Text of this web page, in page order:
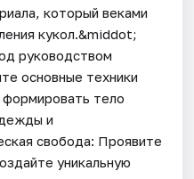
который веками
кукол.&middot;
руководством
основные техники
тело
и
свобода: Проявите
уникальную